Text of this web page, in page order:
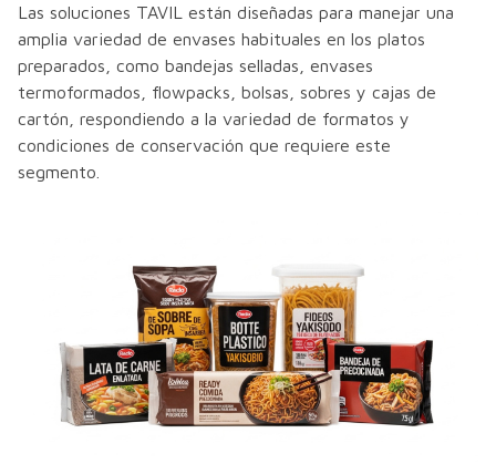
Las soluciones TAVIL están diseñadas para manejar una
amplia variedad de envases habituales en los platos
preparados, como bandejas selladas, envases
termoformados, flowpacks, bolsas, sobres y cajas de
cartón, respondiendo a la variedad de formatos y
condiciones de conservación que requiere este
segmento.